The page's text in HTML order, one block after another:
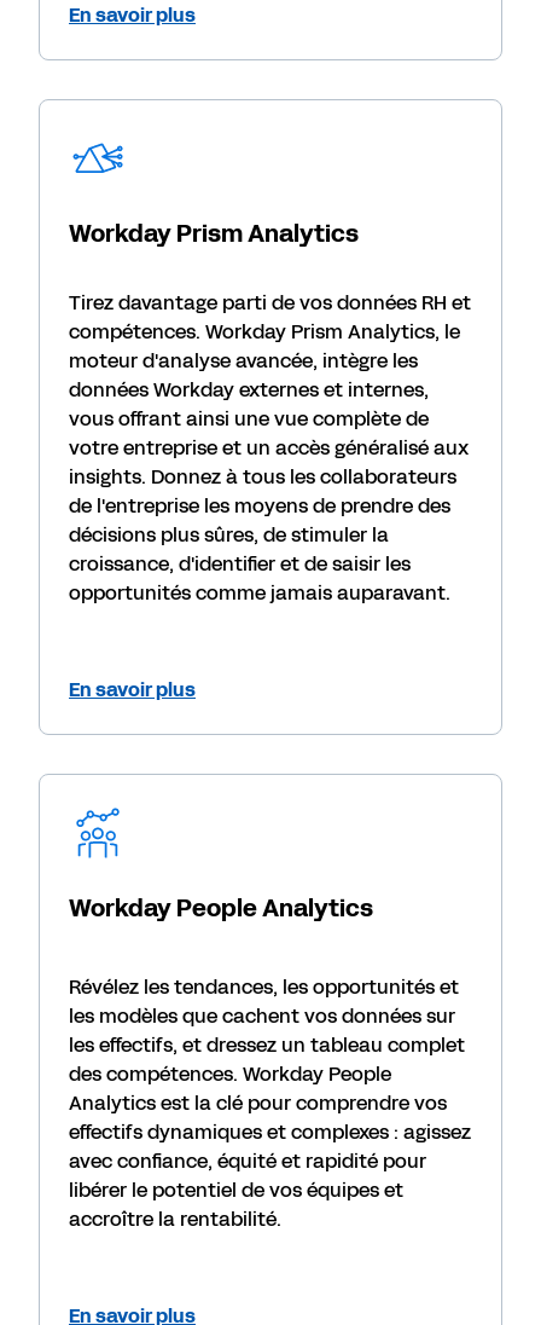
En savoir plus
Workday Prism Analytics
Tirez davantage parti de vos données RH et
compétences. Workday Prism Analytics, le
moteur d'analyse avancée, intègre les
données Workday externes et internes,
vous offrant ainsi une vue complète de
votre entreprise et un accès généralisé aux
insights. Donnez à tous les collaborateurs
de l'entreprise les moyens de prendre des
décisions plus sûres, de stimuler la
croissance, d'identifier et de saisir les
opportunités comme jamais auparavant.
En savoir plus
Workday People Analytics
Révélez les tendances, les opportunités et
les modèles que cachent vos données sur
les effectifs, et dressez un tableau complet
des compétences. Workday People
Analytics est la clé pour comprendre vos
effectifs dynamiques et complexes : agissez
avec confiance, équité et rapidité pour
libérer le potentiel de vos équipes et
accroître la rentabilité.
En savoir plus